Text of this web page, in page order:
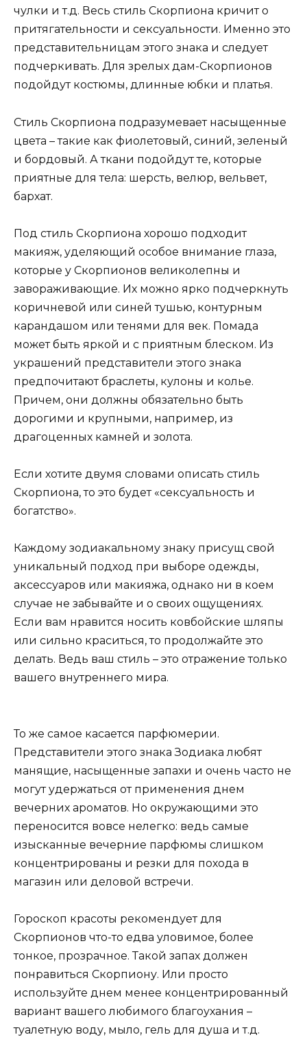
чулки и т.д. Весь стиль Скорпиона кричит о
притягательности и сексуальности. Именно это
представительницам этого знака и следует
подчеркивать. Для зрелых дам-Скорпионов
подойдут костюмы, длинные юбки и платья.
Стиль Скорпиона подразумевает насыщенные
цвета – такие как фиолетовый, синий, зеленый
и бордовый. А ткани подойдут те, которые
приятные для тела: шерсть, велюр, вельвет,
бархат.
Под стиль Скорпиона хорошо подходит
макияж, уделяющий особое внимание глаза,
которые у Скорпионов великолепны и
завораживающие. Их можно ярко подчеркнуть
коричневой или синей тушью, контурным
карандашом или тенями для век. Помада
может быть яркой и с приятным блеском. Из
украшений представители этого знака
предпочитают браслеты, кулоны и колье.
Причем, они должны обязательно быть
дорогими и крупными, например, из
драгоценных камней и золота.
Если хотите двумя словами описать стиль
Скорпиона, то это будет «сексуальность и
богатство».
Каждому зодиакальному знаку присущ свой
уникальный подход при выборе одежды,
аксессуаров или макияжа, однако ни в коем
случае не забывайте и о своих ощущениях.
Если вам нравится носить ковбойские шляпы
или сильно краситься, то продолжайте это
делать. Ведь ваш стиль – это отражение только
вашего внутреннего мира.
То же самое касается парфюмерии.
Представители этого знака Зодиака любят
манящие, насыщенные запахи и очень часто не
могут удержаться от применения днем
вечерних ароматов. Но окружающими это
переносится вовсе нелегко: ведь самые
изысканные вечерние парфюмы слишком
концентрированы и резки для похода в
магазин или деловой встречи.
Гороскоп красоты рекомендует для
Скорпионов что-то едва уловимое, более
тонкое, прозрачное. Такой запах должен
понравиться Скорпиону. Или просто
используйте днем менее концентрированный
вариант вашего любимого благоухания –
туалетную воду, мыло, гель для душа и т.д.